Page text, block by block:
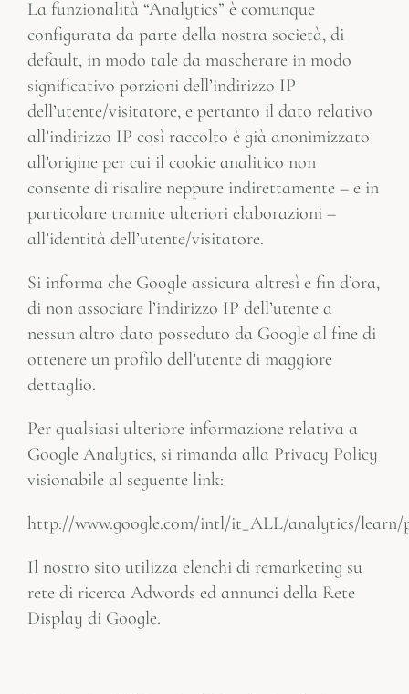
La funzionalità “Analytics” è comunque
configurata da parte della nostra società, di
default, in modo tale da mascherare in modo
significativo porzioni dell’indirizzo IP
dell’utente/visitatore, e pertanto il dato relativo
all’indirizzo IP così raccolto è già anonimizzato
all’origine per cui il cookie analitico non
consente di risalire neppure indirettamente – e in
particolare tramite ulteriori elaborazioni –
all’identità dell’utente/visitatore.
Si informa che Google assicura altresì e fin d’ora,
di non associare l’indirizzo IP dell’utente a
nessun altro dato posseduto da Google al fine di
ottenere un profilo dell’utente di maggiore
dettaglio.
Per qualsiasi ulteriore informazione relativa a
Google Analytics, si rimanda alla Privacy Policy
visionabile al seguente link:
http://www.google.com/intl/it_ALL/analytics/learn/
Il nostro sito utilizza elenchi di remarketing su
rete di ricerca Adwords ed annunci della Rete
Display di Google.